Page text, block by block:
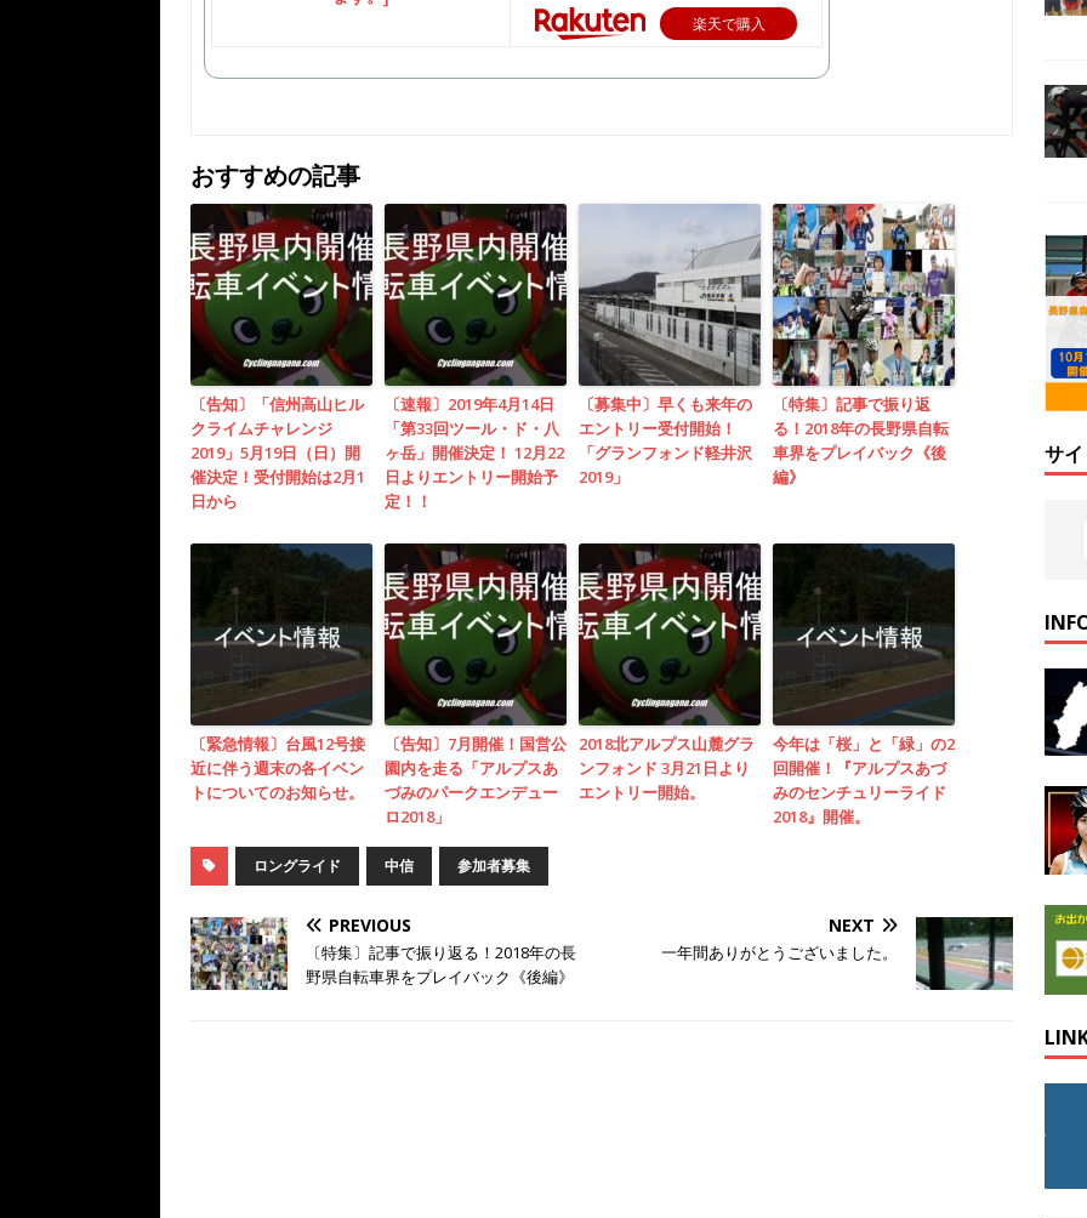
楽天で購入
おすすめの記事
〔告知〕「信州高山ヒル
クライムチャレンジ
2019」5月19日（日）開
催決定！受付開始は2月1
日から
〔速報〕2019年4月14日
「第33回ツール・ド・八
ヶ岳」開催決定！ 12月22
日よりエントリー開始予
定！！
〔募集中〕早くも来年の
エントリー受付開始！
「グランフォンド軽井沢
2019」
〔特集〕記事で振り返
る！2018年の長野県自転
車界をプレイバック《後
編》
〔緊急情報〕台風12号接
近に伴う週末の各イベン
トについてのお知らせ。
〔告知〕7月開催！国営公
園内を走る「アルプスあ
づみのパークエンデュー
ロ2018」
2018北アルプス山麓グラ
ンフォンド 3月21日より
エントリー開始。
今年は「桜」と「緑」の2
回開催！『アルプスあづ
みのセンチュリーライド
2018』開催。
ロングライド 中信 参加者募集
PREVIOUS
〔特集〕記事で振り返る！2018年の長
野県自転車界をプレイバック《後編》
NEXT
一年間ありがとうございました。
サ